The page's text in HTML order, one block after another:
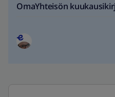
OmaYhteisön